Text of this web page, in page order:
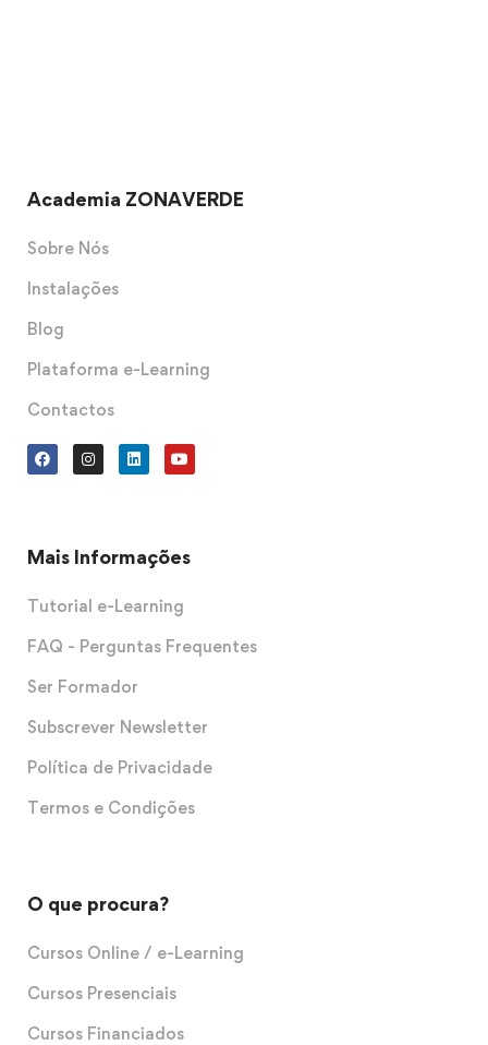
Academia ZONAVERDE
Sobre Nós
Instalações
Blog
Plataforma e-Learning
Contactos
Mais Informações
Tutorial e-Learning
FAQ - Perguntas Frequentes
Ser Formador
Subscrever Newsletter
Política de Privacidade
Termos e Condições
O que procura?
Cursos Online / e-Learning
Cursos Presenciais
Cursos Financiados